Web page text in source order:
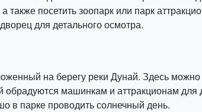
посетить зоопарк или парк
для детального осмотра.
на берегу реки Дунай. Здесь можно
обрадуются машинкам и аттракционам для
в парке проводить солнечный день.